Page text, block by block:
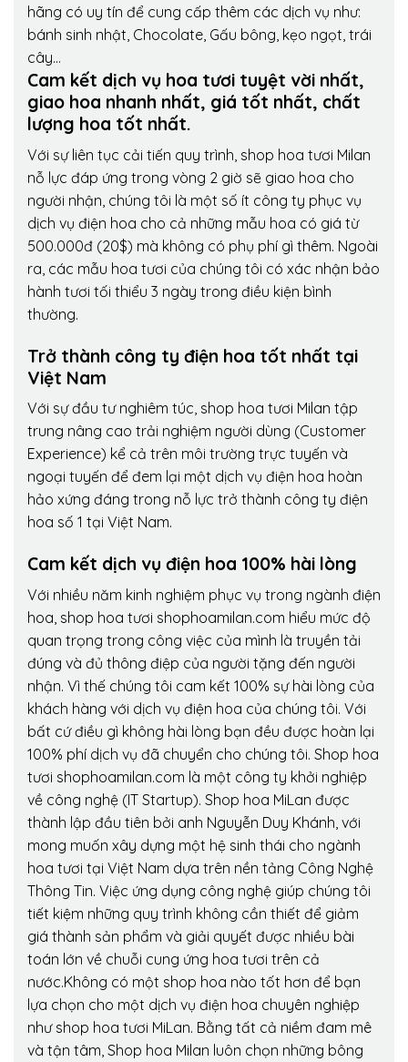
hãng có uy tín để cung cấp thêm các dịch vụ như:
bánh sinh nhật, Chocolate, Gấu bông, kẹo ngọt, trái
cây…
Cam kết dịch vụ hoa tươi tuyệt vời nhất,
giao hoa nhanh nhất, giá tốt nhất, chất
lượng hoa tốt nhất.
Với sự liên tục cải tiến quy trình, shop hoa tươi Milan
nỗ lực đáp ứng trong vòng 2 giờ sẽ giao hoa cho
người nhận, chúng tôi là một số ít công ty phục vụ
dịch vụ điện hoa cho cả những mẫu hoa có giá từ
500.000đ (20$) mà không có phụ phí gì thêm. Ngoài
ra, các mẫu hoa tươi của chúng tôi có xác nhận bảo
hành tươi tối thiểu 3 ngày trong điều kiện bình
thường.
Trở thành công ty điện hoa tốt nhất tại
Việt Nam
Với sự đầu tư nghiêm túc, shop hoa tươi Milan tập
trung nâng cao trải nghiệm người dùng (Customer
Experience) kể cả trên môi trường trực tuyến và
ngoại tuyến để đem lại một dịch vụ điện hoa hoàn
hảo xứng đáng trong nỗ lực trở thành công ty điện
hoa số 1 tại Việt Nam.
Cam kết dịch vụ điện hoa 100% hài lòng
Với nhiều năm kinh nghiệm phục vụ trong ngành điện
hoa, shop hoa tươi shophoamilan.com hiểu mức độ
quan trọng trong công việc của mình là truyền tải
đúng và đủ thông điệp của người tặng đến người
nhận. Vì thế chúng tôi cam kết 100% sự hài lòng của
khách hàng với dịch vụ điện hoa của chúng tôi. Với
bất cứ điều gì không hài lòng bạn đều được hoàn lại
100% phí dịch vụ đã chuyển cho chúng tôi. Shop hoa
tươi shophoamilan.com là một công ty khởi nghiệp
về công nghệ (IT Startup). Shop hoa MiLan được
thành lập đầu tiên bởi anh Nguyễn Duy Khánh, với
mong muốn xây dựng một hệ sinh thái cho ngành
hoa tươi tại Việt Nam dựa trên nền tảng Công Nghệ
Thông Tin. Việc ứng dụng công nghệ giúp chúng tôi
tiết kiệm những quy trình không cần thiết để giảm
giá thành sản phẩm và giải quyết được nhiều bài
toán lớn về chuỗi cung ứng hoa tươi trên cả
nước.Không có một shop hoa nào tốt hơn để bạn
lựa chọn cho một dịch vụ điện hoa chuyên nghiệp
như shop hoa tươi MiLan. Bằng tất cả niềm đam mê
và tận tâm, Shop hoa Milan luôn chọn những bông